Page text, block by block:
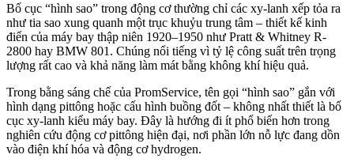
Bố cục “hình sao” trong động cơ thường chỉ các xy-lanh xếp tỏa ra
như tia sao xung quanh một trục khuỷu trung tâm – thiết kế kinh
điển của máy bay thập niên 1920–1950 như Pratt & Whitney R-
2800 hay BMW 801. Chúng nổi tiếng vì tỷ lệ công suất trên trọng
lượng rất cao và khả năng làm mát bằng không khí hiệu quả.
Trong bằng sáng chế của PromService, tên gọi “hình sao” gắn với
hình dạng pittông hoặc cấu hình buồng đốt – không nhất thiết là bố
cục xy-lanh kiểu máy bay. Đây là hướng đi ít phổ biến hơn trong
nghiên cứu động cơ pittông hiện đại, nơi phần lớn nỗ lực đang dồn
vào điện khí hóa và động cơ hydrogen.